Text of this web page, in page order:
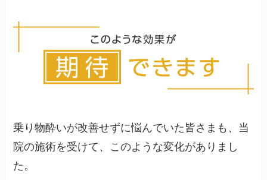
本改善を目指すなら自律神経や姿勢の専門家に相
談することをお勧めします。当院では包括的なア
プローチで対応しています。
乗り物酔いが改善せずに悩んでいた皆さまも、当
院の施術を受けて、このような変化がありまし
た。